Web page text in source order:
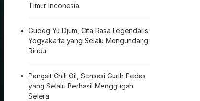
Timur Indonesia
Gudeg Yu Djum, Cita Rasa Legendaris
Yogyakarta yang Selalu Mengundang
Rindu
Pangsit Chili Oil, Sensasi Gurih Pedas
yang Selalu Berhasil Menggugah
Selera